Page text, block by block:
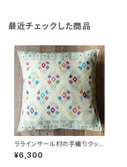
最近チェックした商品
ララインサール村の手織りクッシ
ョンカバー /215d/ MEXICO メ
キシコ
¥6,300